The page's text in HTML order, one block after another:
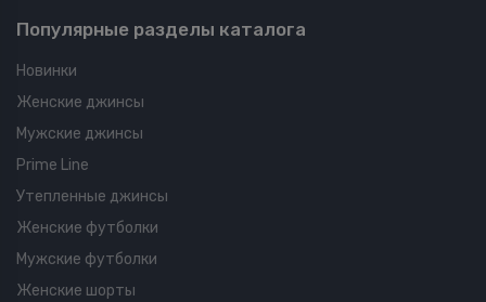
Популярные разделы каталога
Новинки
Женские джинсы
Мужские джинсы
Prime Line
Утепленные джинсы
Женские футболки
Мужские футболки
Женские шорты